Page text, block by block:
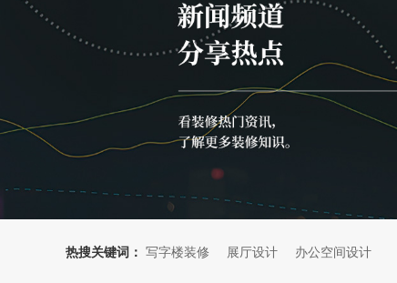
热搜关键词： 写字楼装修 展厅设计 办公空间设计